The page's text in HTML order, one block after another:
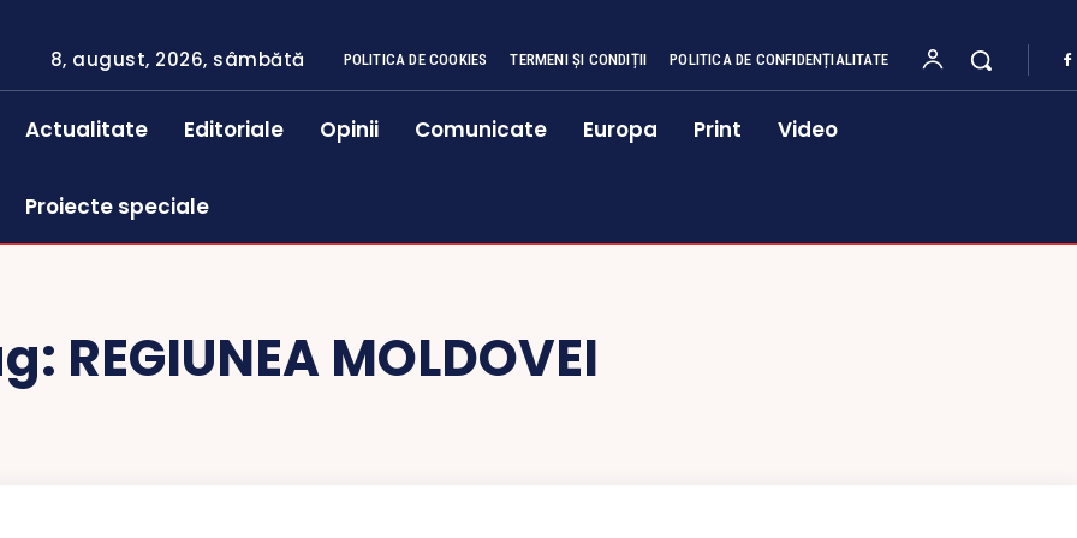
8, august, 2026, sâmbătă POLITICA DE COOKIES TERMENI ȘI CONDIȚII POLITICA DE CONFIDENȚIALITATE
Actualitate Editoriale Opinii Comunicate Europa Print Video
Proiecte speciale
REGIUNEA MOLDOVEI